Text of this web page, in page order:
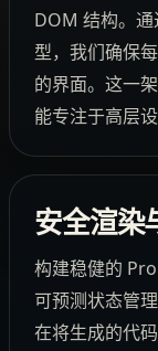
DOM 结构。
型，我们确保
的界面。这一
能专注于高层
安全渲染
构建稳健的
可预测状态管
在将生成的代